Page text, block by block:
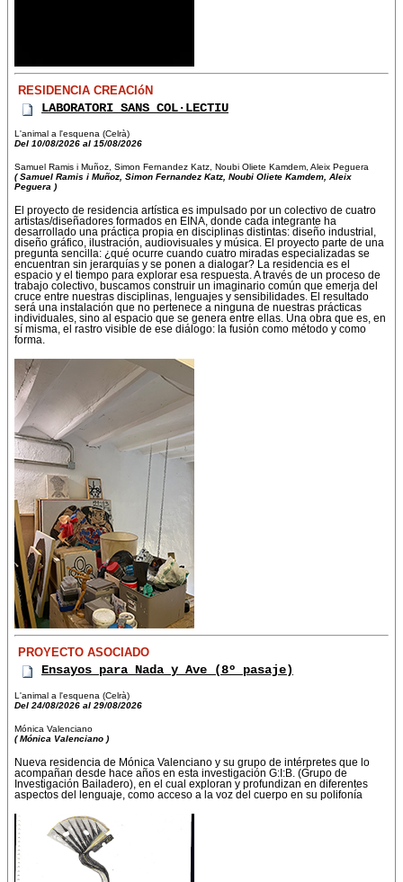
RESIDENCIA CREACIóN
LABORATORI SANS COL·LECTIU
L'animal a l'esquena (Celrà)
Del 10/08/2026 al 15/08/2026
Samuel Ramis i Muñoz, Simon Fernandez Katz, Noubi Oliete Kamdem, Aleix Peguera
( Samuel Ramis i Muñoz, Simon Fernandez Katz, Noubi Oliete Kamdem, Aleix
Peguera )
El proyecto de residencia artística es impulsado por un colectivo de cuatro
artistas/diseñadores formados en EINA, donde cada integrante ha
desarrollado una práctica propia en disciplinas distintas: diseño industrial,
diseño gráfico, ilustración, audiovisuales y música. El proyecto parte de una
pregunta sencilla: ¿qué ocurre cuando cuatro miradas especializadas se
encuentran sin jerarquías y se ponen a dialogar? La residencia es el
espacio y el tiempo para explorar esa respuesta. A través de un proceso de
trabajo colectivo, buscamos construir un imaginario común que emerja del
cruce entre nuestras disciplinas, lenguajes y sensibilidades. El resultado
será una instalación que no pertenece a ninguna de nuestras prácticas
individuales, sino al espacio que se genera entre ellas. Una obra que es, en
sí misma, el rastro visible de ese diálogo: la fusión como método y como
forma.
PROYECTO ASOCIADO
Ensayos para Nada y Ave (8º pasaje)
L'animal a l'esquena (Celrà)
Del 24/08/2026 al 29/08/2026
Mónica Valenciano
( Mónica Valenciano )
Nueva residencia de Mónica Valenciano y su grupo de intérpretes que lo
acompañan desde hace años en esta investigación G:I:B. (Grupo de
Investigación Bailadero), en el cual exploran y profundizan en diferentes
aspectos del lenguaje, como acceso a la voz del cuerpo en su polifonía